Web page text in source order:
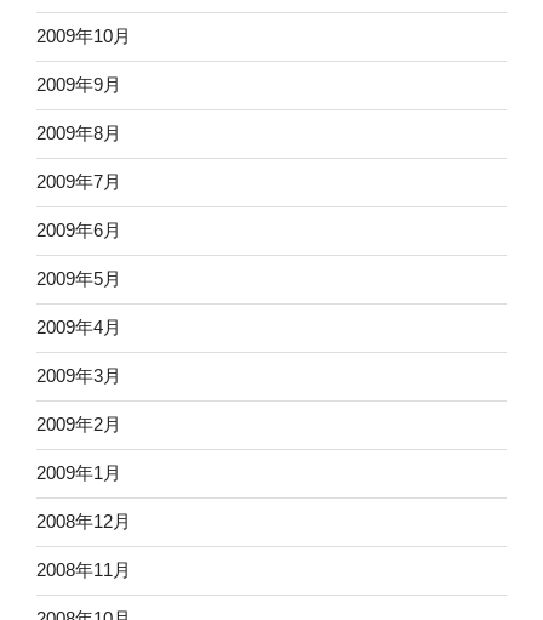
2009年10月
2009年9月
2009年8月
2009年7月
2009年6月
2009年5月
2009年4月
2009年3月
2009年2月
2009年1月
2008年12月
2008年11月